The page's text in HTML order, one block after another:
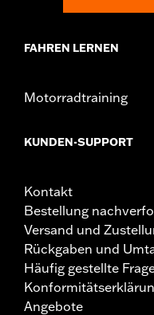
FAHREN LERNEN
Motorradtraining
KUNDEN-SUPPORT
Kontakt
Bestellung
Versand und
Rückgaben und
Häufig gestellte
Angebote